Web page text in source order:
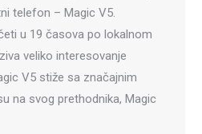
telefon – Magic V5.
u 19 časova po lokalnom
veliko interesovanje
V5 stiže sa značajnim
na svog prethodnika, Magic